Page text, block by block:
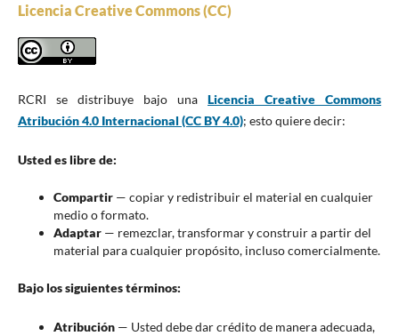
Licencia Creative Commons (CC)
RCRI se distribuye bajo unaLicencia Creative Commons
Atribución 4.0 Internacional (CC BY 4.0); esto quiere decir:
Usted es libre de:
Compartir— copiar y redistribuir el material en cualquier
medio o formato.
Adaptar— remezclar, transformar y construir a partir del
material para cualquier propósito, incluso comercialmente.
Bajo los siguientes términos:
Atribución— Usted debe dar crédito de manera adecuada,